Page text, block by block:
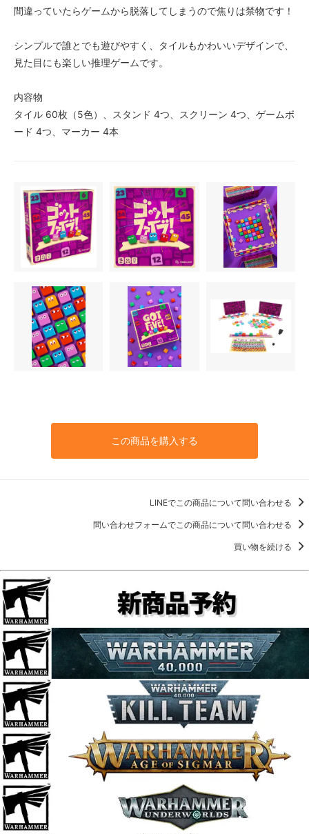
間違っていたらゲームから脱落してしまうので焦りは禁物です！
シンプルで誰とでも遊びやすく、タイルもかわいいデザインで、
見た目にも楽しい推理ゲームです。
内容物
タイル 60枚（5色）、スタンド 4つ、スクリーン 4つ、ゲームボ
ード 4つ、マーカー 4本
この商品を購入する
LINEでこの商品について問い合わせる
問い合わせフォームでこの商品について問い合わせる
買い物を続ける